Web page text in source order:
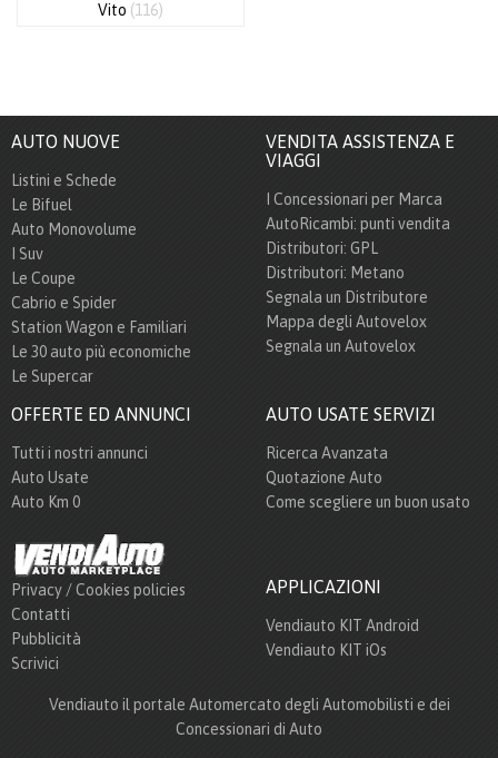
Vito (116)
AUTO NUOVE
Listini e Schede
Le Bifuel
Auto Monovolume
I Suv
Le Coupe
Cabrio e Spider
Station Wagon e Familiari
Le 30 auto più economiche
Le Supercar
VENDITA ASSISTENZA E
VIAGGI
I Concessionari per Marca
AutoRicambi: punti vendita
Distributori: GPL
Distributori: Metano
Segnala un Distributore
Mappa degli Autovelox
Segnala un Autovelox
OFFERTE ED ANNUNCI
Tutti i nostri annunci
Auto Usate
Auto Km 0
AUTO USATE SERVIZI
Ricerca Avanzata
Quotazione Auto
Come scegliere un buon usato
Privacy / Cookies policies
Contatti
Pubblicità
Scrivici
APPLICAZIONI
Vendiauto KIT Android
Vendiauto KIT iOs
Vendiauto il portale Automercato degli Automobilisti e dei
Concessionari di Auto